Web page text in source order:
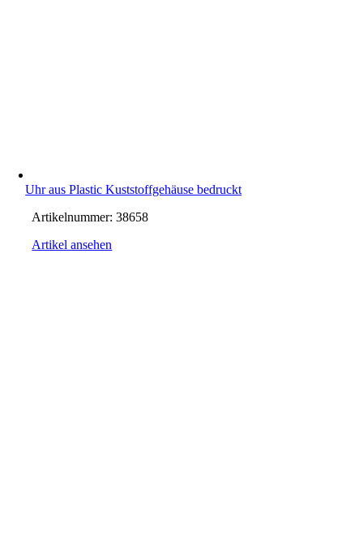
Uhr aus Plastic Kuststoffgehäuse bedruckt
Artikelnummer:38658
Artikel ansehen